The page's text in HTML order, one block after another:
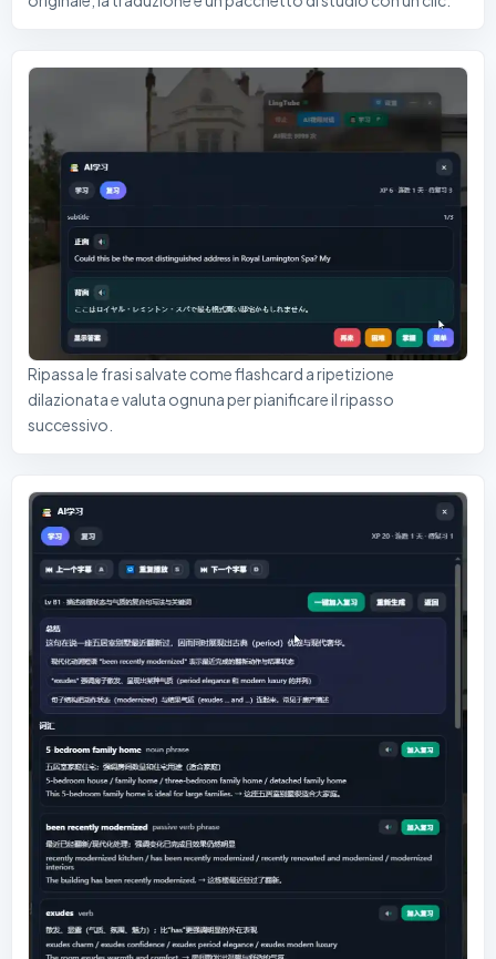
Ripassa le frasi salvate come flashcard a ripetizione
dilazionata e valuta ognuna per pianificare il ripasso
successivo.